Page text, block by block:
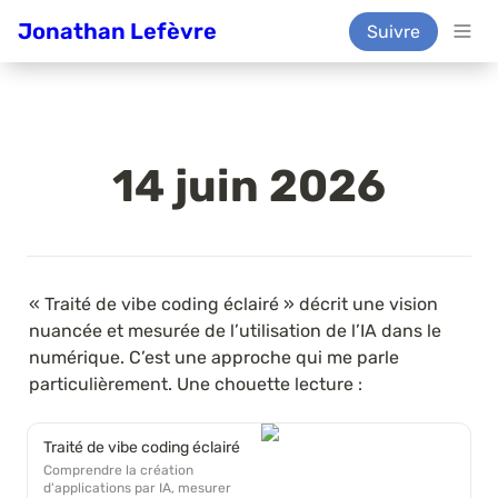
Jonathan Lefèvre Suivre
14 juin 2026
« Traité de vibe coding éclairé » décrit une vision
nuancée et mesurée de l’utilisation de l’IA dans le
numérique. C’est une approche qui me parle
particulièrement. Une chouette lecture :
Traité de vibe coding éclairé
Comprendre la création
d'applications par IA, mesurer